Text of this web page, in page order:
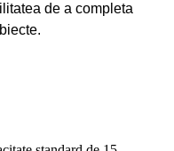
de a completa